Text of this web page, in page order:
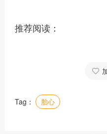
推荐阅读：
Tag： 胎心